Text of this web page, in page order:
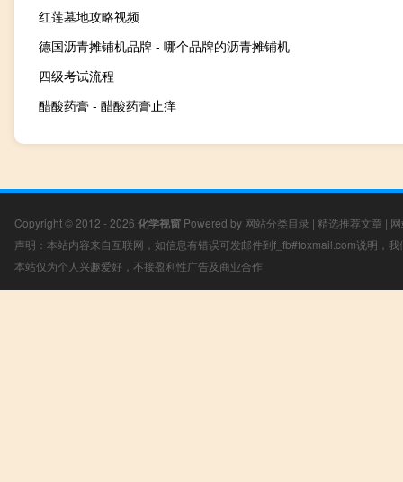
红莲墓地攻略视频
德国沥青摊铺机品牌 - 哪个品牌的沥青摊铺机
四级考试流程
醋酸药膏 - 醋酸药膏止痒
Copyright © 2012 - 2026 化学视窗 Powered by 网站分类目录 | 精选推荐文章 |
声明：本站内容来自互联网，如信息有错误可发邮件到f_fb#foxmail.com说明，
本站仅为个人兴趣爱好，不接盈利性广告及商业合作